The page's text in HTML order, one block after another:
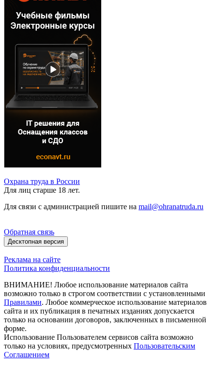
Охрана труда в России
Для лиц старше 18 лет.
Для связи с администрацией пишите на mail@ohranatruda.ru
Обратная связь
Десктопная версия
Реклама на сайте
Политика конфиденциальности
ВНИМАНИЕ! Любое использование материалов сайта
возможно только в строгом соответствии с установленными
Правилами. Любое коммерческое использование материалов
сайта и их публикация в печатных изданиях допускается
только на основании договоров, заключенных в письменной
форме.
Использование Пользователем сервисов сайта возможно
только на условиях, предусмотренных Пользовательским
Соглашением